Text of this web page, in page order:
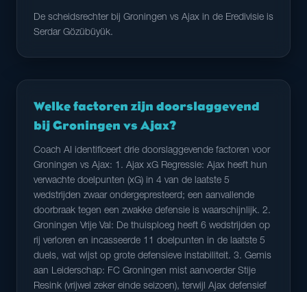
De scheidsrechter bij Groningen vs Ajax in de Eredivisie is
Serdar Gözübüyük.
Welke factoren zijn doorslaggevend
bij Groningen vs Ajax?
Coach AI identificeert drie doorslaggevende factoren voor
Groningen vs Ajax: 1. Ajax xG Regressie: Ajax heeft hun
verwachte doelpunten (xG) in 4 van de laatste 5
wedstrijden zwaar ondergepresteerd; een aanvallende
doorbraak tegen een zwakke defensie is waarschijnlijk. 2.
Groningen Vrije Val: De thuisploeg heeft 6 wedstrijden op
rij verloren en incasseerde 11 doelpunten in de laatste 5
duels, wat wijst op grote defensieve instabiliteit. 3. Gemis
aan Leiderschap: FC Groningen mist aanvoerder Stije
Resink (vrijwel zeker einde seizoen), terwijl Ajax defensief